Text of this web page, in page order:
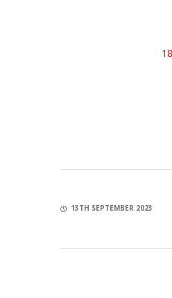
13TH SEPTEMBER 2023